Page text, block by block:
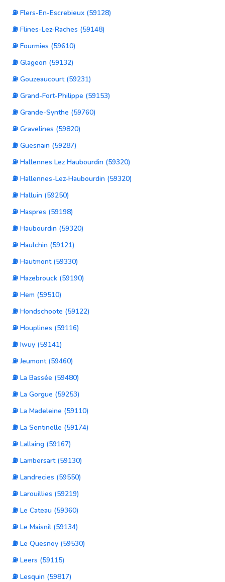
⛽ Flers-En-Escrebieux (59128)
⛽ Flines-Lez-Raches (59148)
⛽ Fourmies (59610)
⛽ Glageon (59132)
⛽ Gouzeaucourt (59231)
⛽ Grand-Fort-Philippe (59153)
⛽ Grande-Synthe (59760)
⛽ Gravelines (59820)
⛽ Guesnain (59287)
⛽ Hallennes Lez Haubourdin (59320)
⛽ Hallennes-Lez-Haubourdin (59320)
⛽ Halluin (59250)
⛽ Haspres (59198)
⛽ Haubourdin (59320)
⛽ Haulchin (59121)
⛽ Hautmont (59330)
⛽ Hazebrouck (59190)
⛽ Hem (59510)
⛽ Hondschoote (59122)
⛽ Houplines (59116)
⛽ Iwuy (59141)
⛽ Jeumont (59460)
⛽ La Bassée (59480)
⛽ La Gorgue (59253)
⛽ La Madeleine (59110)
⛽ La Sentinelle (59174)
⛽ Lallaing (59167)
⛽ Lambersart (59130)
⛽ Landrecies (59550)
⛽ Larouillies (59219)
⛽ Le Cateau (59360)
⛽ Le Maisnil (59134)
⛽ Le Quesnoy (59530)
⛽ Leers (59115)
⛽ Lesquin (59817)